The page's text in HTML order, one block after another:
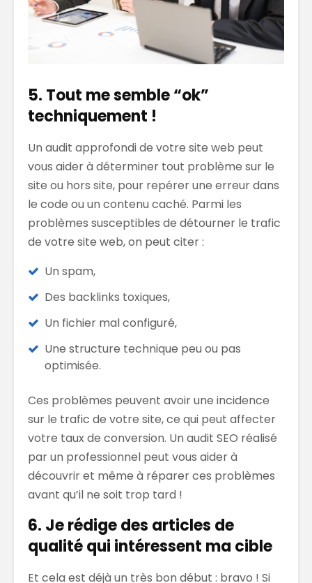
5. Tout me semble “ok”
techniquement !
Un audit approfondi de votre site web peut
vous aider à déterminer tout problème sur le
site ou hors site, pour repérer une erreur dans
le code ou un contenu caché. Parmi les
problèmes susceptibles de détourner le trafic
de votre site web, on peut citer :
Un spam,
Des backlinks toxiques,
Un fichier mal configuré,
Une structure technique peu ou pas
optimisée.
Ces problèmes peuvent avoir une incidence
sur le trafic de votre site, ce qui peut affecter
votre taux de conversion. Un audit SEO réalisé
par un professionnel peut vous aider à
découvrir et même à réparer ces problèmes
avant qu’il ne soit trop tard !
6. Je rédige des articles de
qualité qui intéressent ma cible
Et cela est déjà un très bon début : bravo ! Si